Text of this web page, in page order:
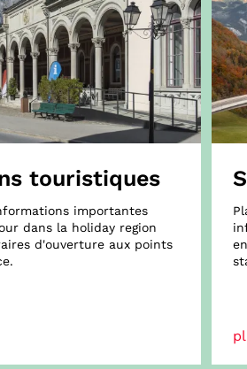
touristiques
importantes
dans la holiday region
d'ouverture aux points